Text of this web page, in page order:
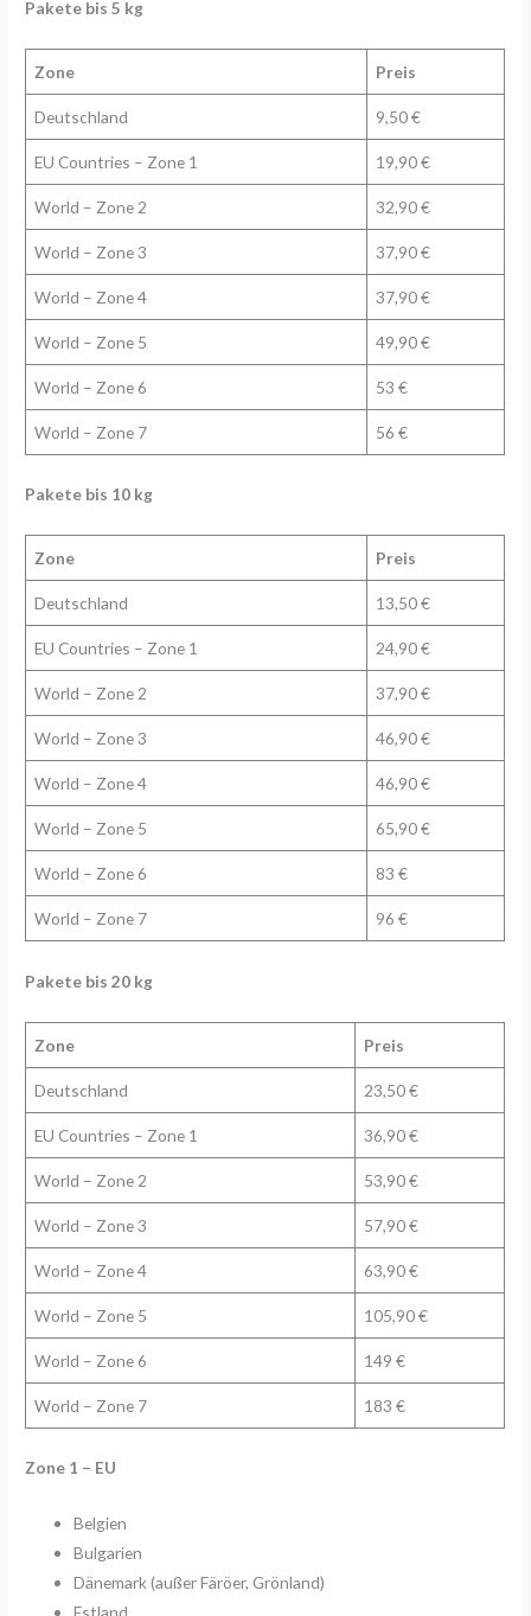
Pakete bis 5 kg
Zone Preis
Deutschland 9,50 €
EU Countries – Zone 1 19,90 €
World – Zone 2 32,90 €
World – Zone 3 37,90 €
World – Zone 4 37,90 €
World – Zone 5 49,90 €
World – Zone 6 53 €
World – Zone 7 56 €
Pakete bis 10 kg
Zone Preis
Deutschland 13,50 €
EU Countries – Zone 1 24,90 €
World – Zone 2 37,90 €
World – Zone 3 46,90 €
World – Zone 4 46,90 €
World – Zone 5 65,90 €
World – Zone 6 83 €
World – Zone 7 96 €
Pakete bis 20 kg
Zone Preis
Deutschland 23,50 €
EU Countries – Zone 1 36,90 €
World – Zone 2 53,90 €
World – Zone 3 57,90 €
World – Zone 4 63,90 €
World – Zone 5 105,90 €
World – Zone 6 149 €
World – Zone 7 183 €
Zone 1 – EU
Belgien
Bulgarien
Dänemark (außer Färöer, Grönland)
Estland